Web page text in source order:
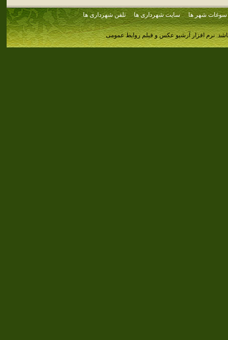
سوغات شهر ها سایت شهرداری ها تلفن شهرداری ها
نرم افزار آرشیو عکس و فیلم روابط عمومی